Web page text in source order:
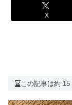
X
この記事は約 15